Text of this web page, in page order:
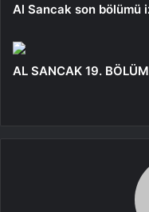
Al Sancak son bölümü
AL SANCAK 19.